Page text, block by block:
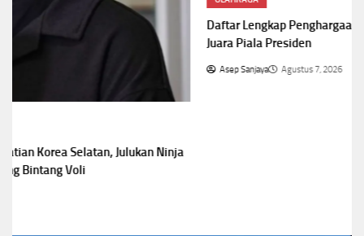
Daftar Lengkap Penghargaan Piala Presiden 2026,Persebaya
Juara Piala Presiden